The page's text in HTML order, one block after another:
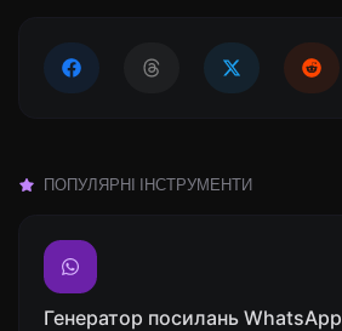
ПОПУЛЯРНІ ІНСТРУМЕНТИ
Генератор посилань WhatsApp